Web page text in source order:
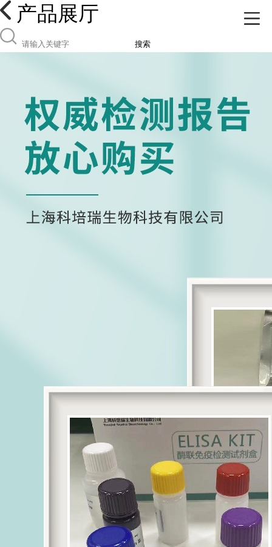
产品展厅
搜索